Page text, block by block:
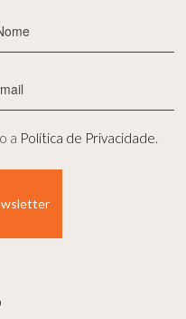
a Política de Privacidade.